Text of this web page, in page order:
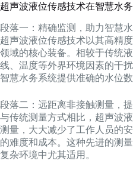
超声波液位传感技术在智慧水
段落一：精确监测，助力智慧
超声波液位传感技术以其高精
领域的核心装备。相较于传统
线、温度等外界环境因素的干
智慧水务系统提供准确的水位数
段落二：远距离非接触测量，
与传统测量方式相比，超声波
测量，大大减少了工作人员的
的难度和成本。这种先进的测
复杂环境中尤其适用。